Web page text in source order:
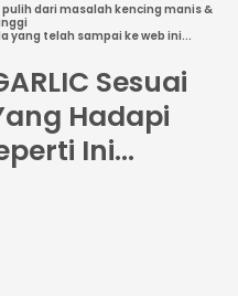
dari masalah kencing manis &
yang telah sampai ke web ini...
Sesuai
Hadapi
Ini...